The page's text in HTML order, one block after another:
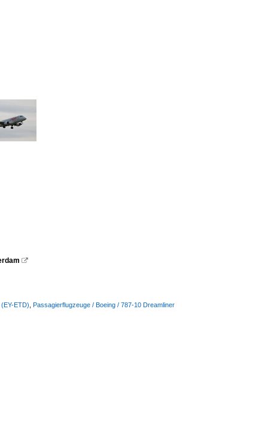

ETD) Passagierflugzeuge / Boeing / 787-10 Dreamliner